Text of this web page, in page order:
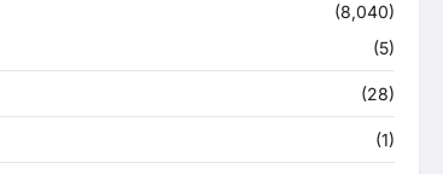
(8,040)
(5)
(28)
(1)